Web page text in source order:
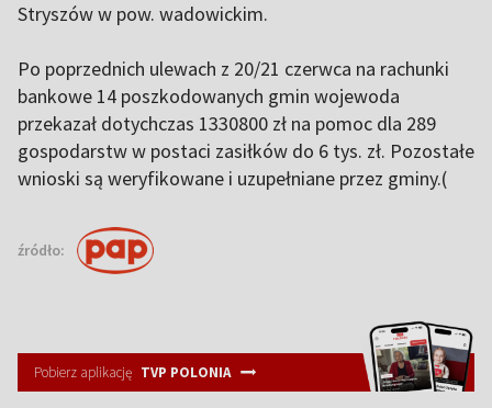
Stryszów w pow. wadowickim.
Po poprzednich ulewach z 20/21 czerwca na rachunki
bankowe 14 poszkodowanych gmin wojewoda
przekazał dotychczas 1330800 zł na pomoc dla 289
gospodarstw w postaci zasiłków do 6 tys. zł. Pozostałe
wnioski są weryfikowane i uzupełniane przez gminy.(
źródło:
Pobierz aplikację TVP POLONIA